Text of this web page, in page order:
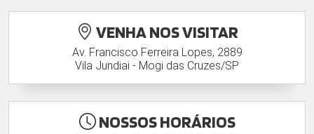
VENHA NOS VISITAR
Av. Francisco Ferreira Lopes, 2889
Vila Jundiai - Mogi das Cruzes/SP
NOSSOS HORÁRIOS